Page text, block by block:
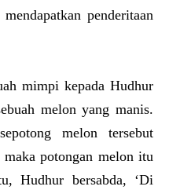
penderitaan
mimpi kepada Hudhur
melon yang manis.
melon tersebut
potongan melon itu
Hudhur bersabda, ‘Di